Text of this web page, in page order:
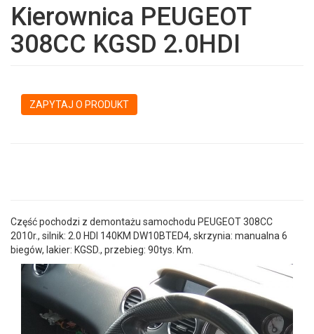
Kierownica PEUGEOT
308CC KGSD 2.0HDI
ZAPYTAJ O PRODUKT
Część pochodzi z demontażu samochodu PEUGEOT 308CC
2010r., silnik: 2.0 HDI 140KM DW10BTED4, skrzynia: manualna 6
biegów, lakier: KGSD., przebieg: 90tys. Km.